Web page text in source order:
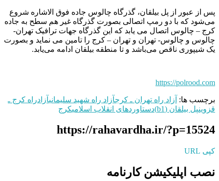
پس از عبور از پل بیلقان، گذرگاه چالوس جاده فوق الاشاره شروع
می‌شود که با دو رمپ اتصالی بصورت گذرگاه غیر هم سطح به جاده
کرج – چالوس اتصال می یابد که این گذرگاه جهات ترافیک تهران-
چالوس و چالوس- تهران و تهران – کرج را تامین می نماید و بصورت
یک شیپوری ناقص می‌باشد و تا منطقه بیلقان ادامه می‌یابد.
https://polrood.com
برچسب ها: آزاد راه تهران ـ کرجآزاد راه شهید سلیمانیآزادراه کرج ـ
قزوینپل بیلقان (b1) دستاوردهای انقلاب اسلامیکرج
https://rahavardha.ir/?p=15524
کپی URL
نصب اپلیکیشن کارنامه